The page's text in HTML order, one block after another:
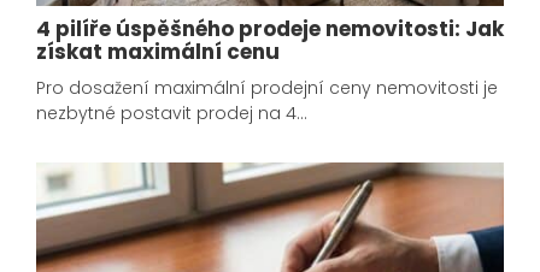
4 pilíře úspěšného prodeje nemovitosti: Jak
získat maximální cenu
Pro dosažení maximální prodejní ceny nemovitosti je
nezbytné postavit prodej na 4…